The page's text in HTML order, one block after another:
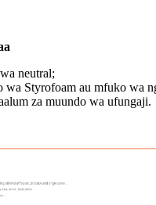
neutral;
Styrofoam au mfuko wa
za muundo wa ufungaji.